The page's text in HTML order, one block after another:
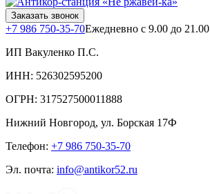
Заказать звонок
+7 986 750-35-70Ежедневно с 9.00 до 21.00
ИП Вакуленко П.С.
ИНН: 526302595200
ОГРН: 317527500011888
Нижний Новгород, ул. Борская 17Ф
Телефон: +7 986 750-35-70
Эл. почта: info@antikor52.ru